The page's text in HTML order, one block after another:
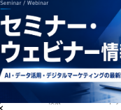
運用の再現性を
す
、最初から完璧な答え
検索 ト